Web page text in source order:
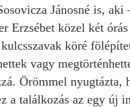
Jánosné is, aki
Erzsébet közel két órás
köré
vagy
Örömmel nyugtázta,
a találkozás az egy új